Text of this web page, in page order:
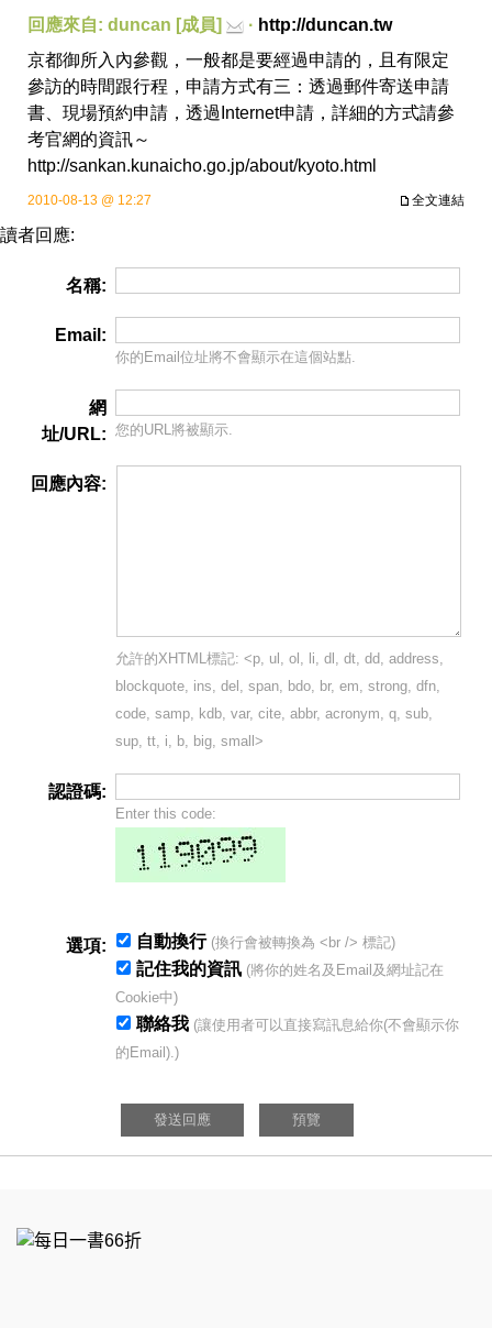
回應來自: duncan [成員] · http://duncan.tw
京都御所入內參觀，一般都是要經過申請的，且有限定
參訪的時間跟行程，申請方式有三：透過郵件寄送申請
書、現場預約申請，透過 Internet申請 ，詳細的方式請參
考官網的資訊～
http://sankan.kunaicho.go.jp/about/kyoto.html
全文連結
2010-08-13 @ 12:27
讀者回應:
名稱:
Email:
你的Email位址將不會顯示在這個站點.
網
址/URL: 您的URL將被顯示.
回應內容:
允許的XHTML標記: <p, ul, ol, li, dl, dt, dd, address,
blockquote, ins, del, span, bdo, br, em, strong, dfn,
code, samp, kdb, var, cite, abbr, acronym, q, sub,
sup, tt, i, b, big, small>
認證碼:
Enter this code:
選項: 自動換行 (換行會被轉換為 <br /> 標記)
記住我的資訊 (將你的姓名及Email及網址記在
Cookie中)
聯絡我 (讓使用者可以直接寫訊息給你(不會顯示你
的Email).)